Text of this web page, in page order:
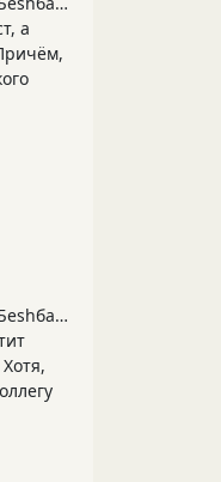
а
Дохтур Gugutцэ князь Беshбармакоff